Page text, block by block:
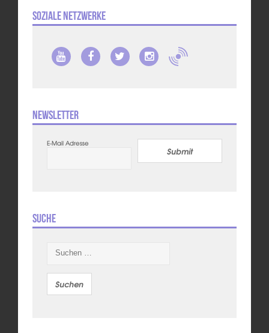
Soziale Netzwerke
Newsletter
E-Mail Adresse
Submit
Suche
nach: